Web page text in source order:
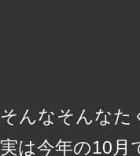
そんなそんなた
実は今年の10月